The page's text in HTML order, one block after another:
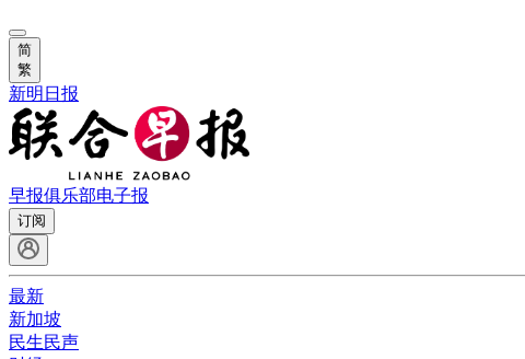
简
繁
新明日报
早报俱乐部电子报
订阅
最新
新加坡
民生民声